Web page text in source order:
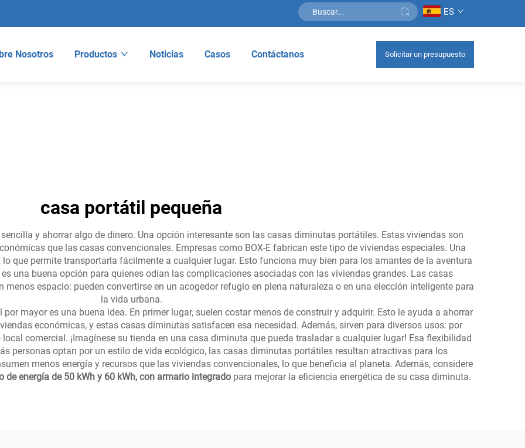
ES
Nosotros Productos Noticias Casos Contáctanos Solicitar un presupuesto
casa portátil pequeña
y ahorrar algo de dinero. Una opción interesante son las casas diminutas portátiles. Estas viviendas son
que las casas convencionales. Empresas como BOX-E fabrican este tipo de viviendas especiales. Una
que permite transportarla fácilmente a cualquier lugar. Esto funciona muy bien para los amantes de la aventura
una buena opción para quienes odian las complicaciones asociadas con las viviendas grandes. Las casas
espacio: pueden convertirse en un acogedor refugio en plena naturaleza o en una elección inteligente para
la vida urbana.
mayor es una buena idea. En primer lugar, suelen costar menos de construir y adquirir. Esto le ayuda a ahorrar
económicas, y estas casas diminutas satisfacen esa necesidad. Además, sirven para diversos usos: por
comercial. ¡Imagínese su tienda en una casa diminuta que pueda trasladar a cualquier lugar! Esa flexibilidad
personas optan por un estilo de vida ecológico, las casas diminutas portátiles resultan atractivas para los
menos energía y recursos que las viviendas convencionales, lo que beneficia al planeta. Además, considere
energía de 50 kWh y 60 kWh, con armario integrado para mejorar la eficiencia energética de su casa diminuta.